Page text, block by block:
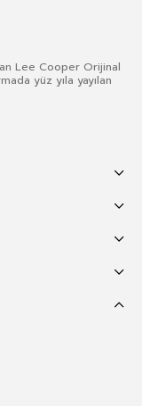
Lee Cooper Orijinal
yüz yıla yayılan